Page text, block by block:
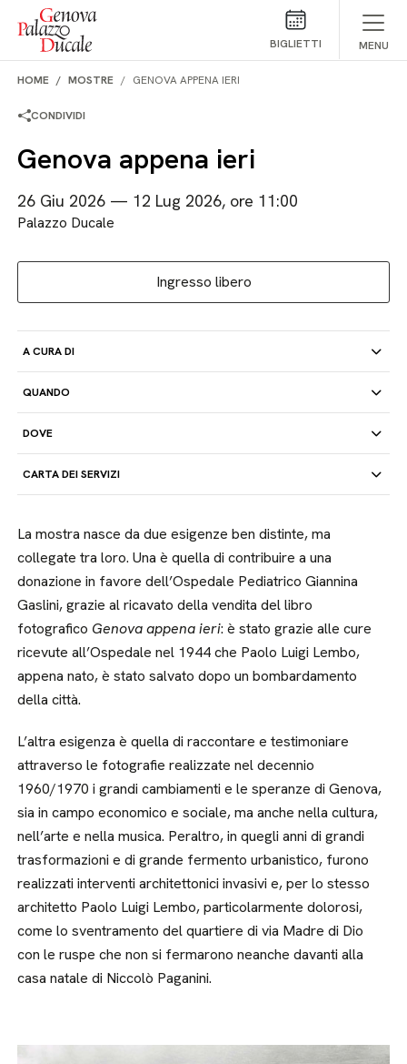
Salta al contenuto
BIGLIETTI MENU
HOME MOSTRE GENOVA APPENA IERI
CONDIVIDI
Genova appena ieri
26 Giu 2026 — 12 Lug 2026, ore 11:00
Palazzo Ducale
Ingresso libero
A CURA DI
QUANDO
DOVE
CARTA DEI SERVIZI
La mostra nasce da due esigenze ben distinte, ma
collegate tra loro. Una è quella di contribuire a una
donazione in favore dell’Ospedale Pediatrico Giannina
Gaslini, grazie al ricavato della vendita del libro
fotografico Genova appena ieri: è stato grazie alle cure
ricevute all’Ospedale nel 1944 che Paolo Luigi Lembo,
appena nato, è stato salvato dopo un bombardamento
della città.
L’altra esigenza è quella di raccontare e testimoniare
attraverso le fotografie realizzate nel decennio
1960/1970 i grandi cambiamenti e le speranze di Genova,
sia in campo economico e sociale, ma anche nella cultura,
nell’arte e nella musica. Peraltro, in quegli anni di grandi
trasformazioni e di grande fermento urbanistico, furono
realizzati interventi architettonici invasivi e, per lo stesso
architetto Paolo Luigi Lembo, particolarmente dolorosi,
come lo sventramento del quartiere di via Madre di Dio
con le ruspe che non si fermarono neanche davanti alla
casa natale di Niccolò Paganini.